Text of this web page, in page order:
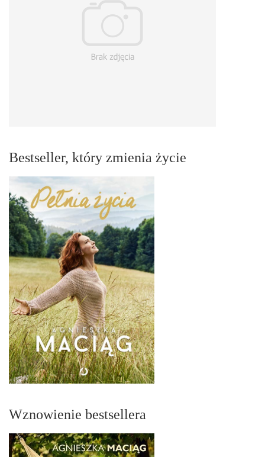
Bestseller, który zmienia życie
Wznowienie bestsellera